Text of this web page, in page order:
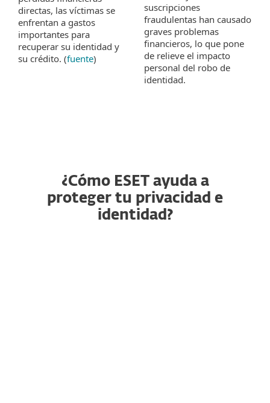
directas, las víctimas se
enfrentan a gastos
importantes para
recuperar su identidad y
su crédito. (fuente)
suscripciones
fraudulentas han causado
graves problemas
financieros, lo que pone
de relieve el impacto
personal del robo de
identidad.
¿Cómo ESET ayuda a
proteger tu privacidad e
identidad?